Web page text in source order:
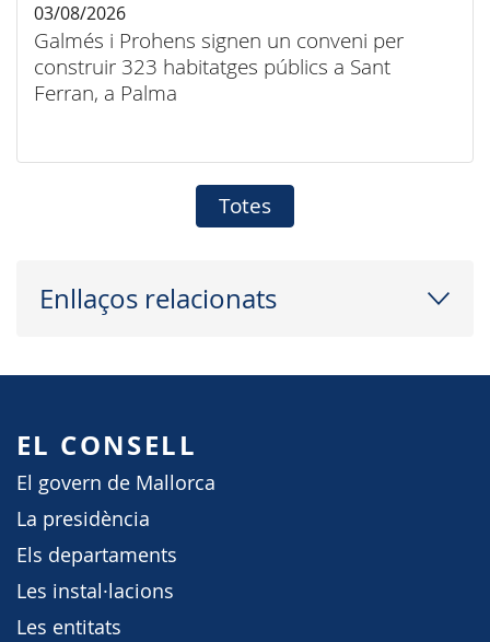
Galmés i Prohens signen un conveni per
construir 323 habitatges públics a Sant
Ferran, a Palma
03/08/2026
Totes
Enllaços relacionats
EL CONSELL
El govern de Mallorca
La presidència
Els departaments
Les instal·lacions
Les entitats